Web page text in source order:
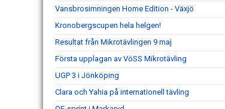
Vansbrosimningen Home Edition - Växjö
Kronobergscupen hela helgen!
Resultat från Mikrotävlingen 9 maj
Första upplagan av VöSS Mikrotävling
UGP 3 i Jönköping
Clara och Yahia på internationell tävling